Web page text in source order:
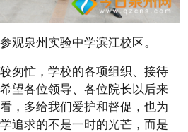
观泉州实验中学滨江校区。
匆忙，学校的各项组织、接待
望各位领导、各位院长以后来
，多给我们爱护和督促，也为
追求的不是一时的光芒，而是